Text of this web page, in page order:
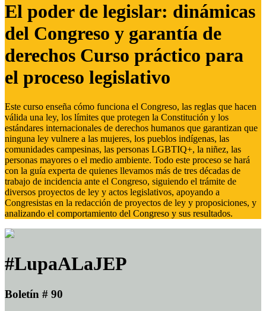
El poder de legislar: dinámicas
del Congreso y garantía de
derechos Curso práctico para
el proceso legislativo
Este curso enseña cómo funciona el Congreso, las reglas que hacen
válida una ley, los límites que protegen la Constitución y los
estándares internacionales de derechos humanos que garantizan que
ninguna ley vulnere a las mujeres, los pueblos indígenas, las
comunidades campesinas, las personas LGBTIQ+, la niñez, las
personas mayores o el medio ambiente. Todo este proceso se hará
con la guía experta de quienes llevamos más de tres décadas de
trabajo de incidencia ante el Congreso, siguiendo el trámite de
diversos proyectos de ley y actos legislativos, apoyando a
Congresistas en la redacción de proyectos de ley y proposiciones, y
analizando el comportamiento del Congreso y sus resultados.
#LupaALaJEP
Boletín # 90